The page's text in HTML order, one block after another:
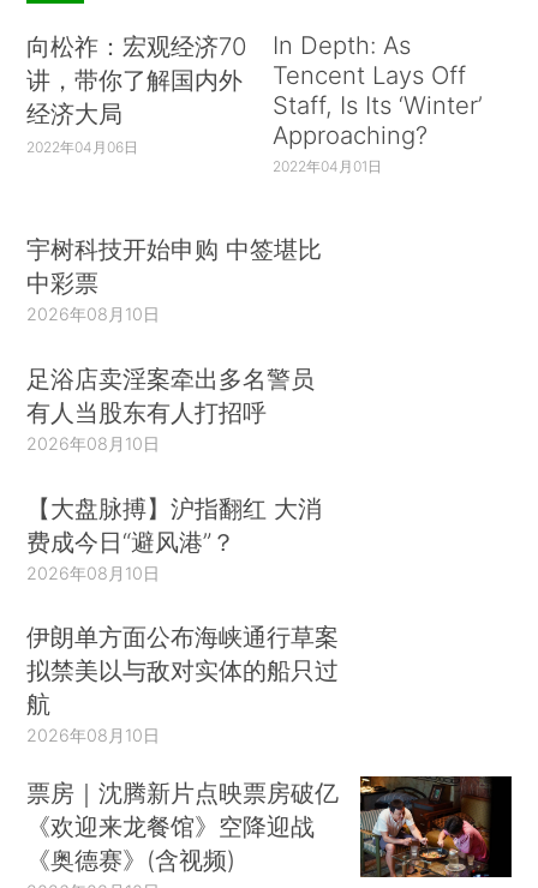
向松祚：宏观经济70
讲，带你了解国内外
经济大局
2022年04月06日
In Depth: As
Tencent Lays Off
Staff, Is Its ‘Winter’
Approaching?
2022年04月01日
宇树科技开始申购 中签堪比
中彩票
2026年08月10日
足浴店卖淫案牵出多名警员
有人当股东有人打招呼
2026年08月10日
【大盘脉搏】沪指翻红 大消
费成今日“避风港”？
2026年08月10日
伊朗单方面公布海峡通行草案
拟禁美以与敌对实体的船只过
航
2026年08月10日
票房｜沈腾新片点映票房破亿
《欢迎来龙餐馆》空降迎战
《奥德赛》(含视频)